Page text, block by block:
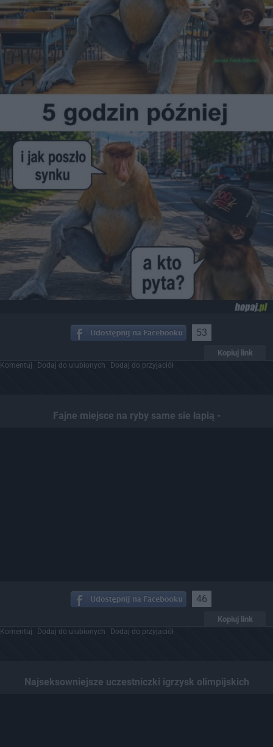
53
Kopiuj link
Komentuj Dodaj do ulubionych Dodaj do przyjaciół
Fajne miejsce na ryby same sie łapią -
46
Kopiuj link
Komentuj Dodaj do ulubionych Dodaj do przyjaciół
Najseksowniejsze uczestniczki igrzysk olimpijskich